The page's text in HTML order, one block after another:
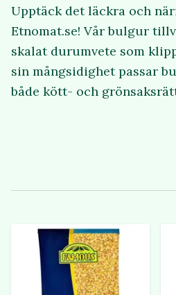
Upptäck det läckra och
Etnomat.se! Vår bulgur
skalat durumvete som
sin mångsidighet passar
både kött- och